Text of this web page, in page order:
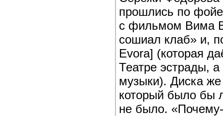
прошлись по
с фильмом Вима
сошиал клаб» и,
Evora] (которая
Театре эстрады,
музыки). Диска
который было бы
не было.